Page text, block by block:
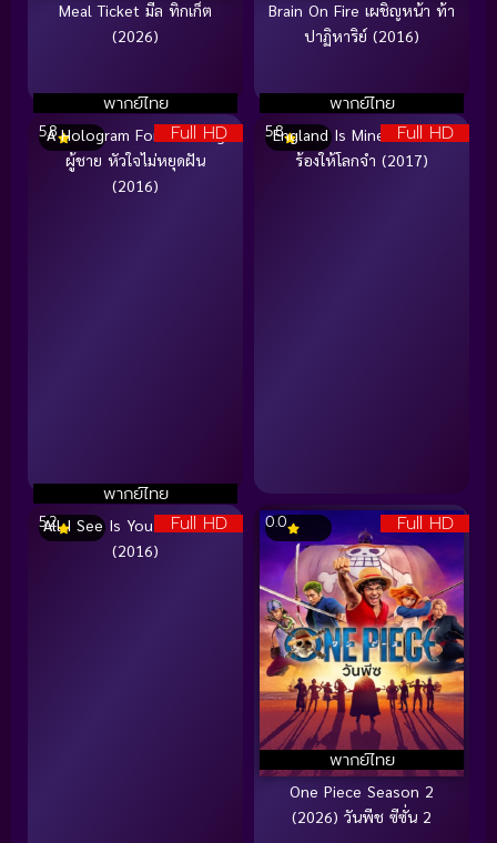
Meal Ticket มีล ทิกเก็ต
(2026)
Brain On Fire เผชิญหน้า ท้า
ปาฏิหาริย์ (2016)
Full HD
พากย์ไทย
5.8A Hologram For The King
ผู้ชาย หัวใจไม่หยุดฝัน
(2016)
Full HD
พากย์ไทย
5.8England Is Mine มอร์ริสซีย์
ร้องให้โลกจำ (2017)
Full HD
พากย์ไทย
5.2
All I See Is You รัก ลวง ตา
(2016)
Full HD
พากย์ไทย
0.0
One Piece Season 2
(2026) วันพีช ซีซั่น 2